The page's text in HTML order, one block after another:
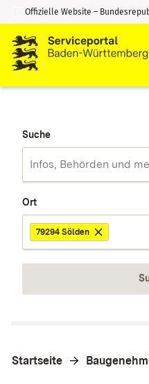
Zum Inhalt springen
Zur Suche springen
Offizielle Website –
Suche
Ort
79294 Sölden
Startseite